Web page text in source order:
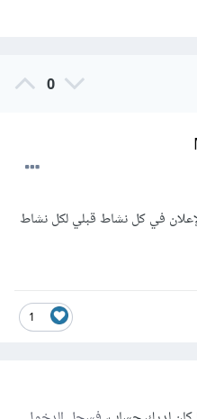
0
في كل نشاط قبلي لكل نشاط
1